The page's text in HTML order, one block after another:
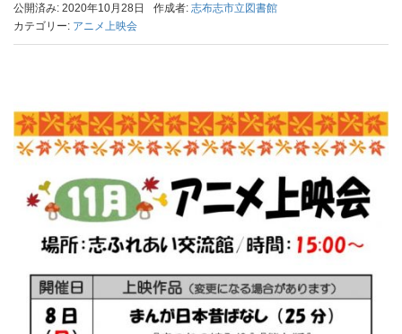
公開済み: 2020年10月28日 作成者: 志布志市立図書館
カテゴリー: アニメ上映会